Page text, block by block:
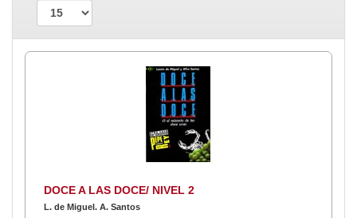
DOCE A LAS DOCE/ NIVEL 2
L. de Miguel. A. Santos